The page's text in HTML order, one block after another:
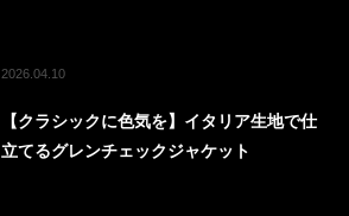
2026.04.10
【クラシックに色気を】イタリア生地で仕
立てるグレンチェックジャケット